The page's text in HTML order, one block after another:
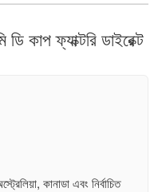
কাপ ফ্যাক্টরি ডাইরেক্ট
কানাডা এবং নির্বাচিত